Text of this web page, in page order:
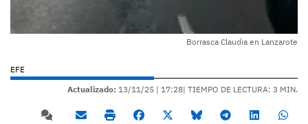
Borrasca Claudia en Lanzarote
EFE
Actualizado: 13/11/25 | 17:28| TIEMPO DE LECTURA: 3 MIN.